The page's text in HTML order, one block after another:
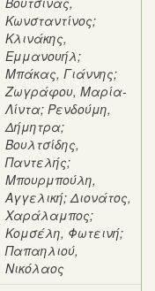
Κωνσταντίνος;
Κλινάκης,
Εμμανουήλ;
Μπάκας, Γιάννης;
Ζωγράφου, Μαρία-
Λίντα; Ρενδούμη,
Δήμητρα;
Βουλτσίδης,
Παντελής;
Μπουρμπούλη,
Αγγελική;Διονάτος,
Χαράλαμπος;
Κομσέλη, Φωτεινή;
Παπαηλιού,
Νικόλαος